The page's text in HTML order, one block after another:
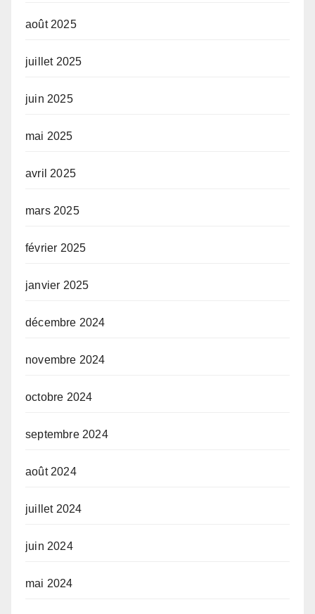
août 2025
juillet 2025
juin 2025
mai 2025
avril 2025
mars 2025
février 2025
janvier 2025
décembre 2024
novembre 2024
octobre 2024
septembre 2024
août 2024
juillet 2024
juin 2024
mai 2024